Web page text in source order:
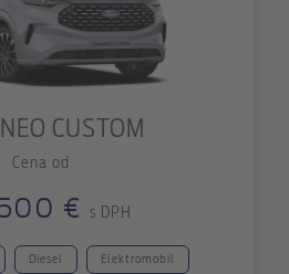
CUSTOM
Cena od
€ s DPH
Diesel Elektromobil